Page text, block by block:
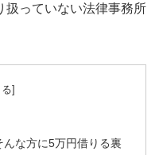
扱っていない法律事務所
な方に5万円借りる裏